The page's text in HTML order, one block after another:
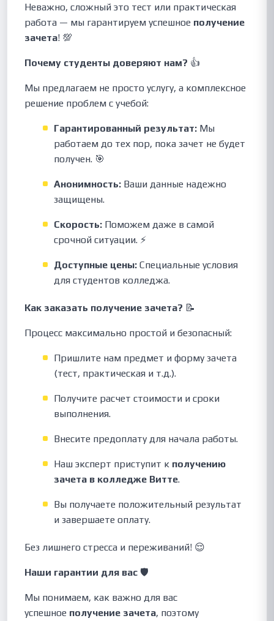
Неважно, сложный это тест или практическая
работа — мы гарантируем успешное получение
зачета! 💯
Почему студенты доверяют нам? 👍
Мы предлагаем не просто услугу, а комплексное
решение проблем с учебой:
Гарантированный результат: Мы
работаем до тех пор, пока зачет не будет
получен. 🎯
Анонимность: Ваши данные надежно
защищены.
Скорость: Поможем даже в самой
срочной ситуации. ⚡
Доступные цены: Специальные условия
для студентов колледжа.
Как заказать получение зачета? 📝
Процесс максимально простой и безопасный:
Пришлите нам предмет и форму зачета
(тест, практическая и т.д.).
Получите расчет стоимости и сроки
выполнения.
Внесите предоплату для начала работы.
Наш эксперт приступит к получению
зачета в колледже Витте.
Вы получаете положительный результат
и завершаете оплату.
Без лишнего стресса и переживаний! 😌
Наши гарантии для вас 🛡️
Мы понимаем, как важно для вас
успешное получение зачета, поэтому